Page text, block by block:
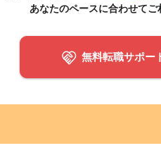
あなたのペースに合わせてご
無料転職サポー